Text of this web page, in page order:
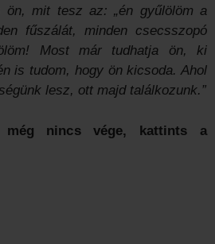
ön, mit tesz az: „én gyűlölöm a
fűszálát, minden csecsszopó
Most már tudhatja ön, ki
is tudom, hogy ön kicsoda. Ahol
lesz, ott majd találkozunk.”
még nincs vége, kattints a